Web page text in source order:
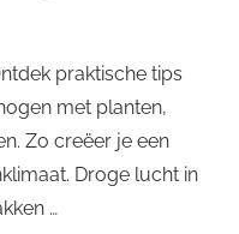
praktische tips
met planten,
Zo creëer je een
Droge lucht in
…